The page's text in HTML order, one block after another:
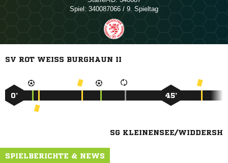
Spiel: 340087066 / 9. Spieltag
SV ROT WEISS BURGHAUN II
0’ 45’
SG KLEINENSEE/WIDDERSH
SPIELBERICHTE & NEWS